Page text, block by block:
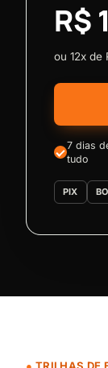
R$
ou 12x de
7 dias
tudo
PIX